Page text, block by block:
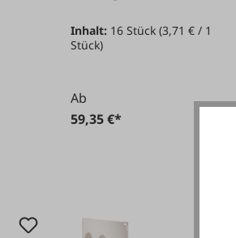
Inhalt: 16 Stück(3,71 € / 1
Stück)
Ab
59,35 €*